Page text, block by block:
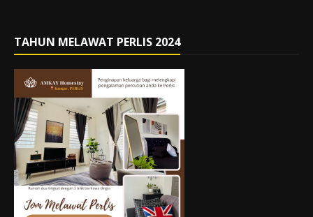
TAHUN MELAWAT PERLIS 2024